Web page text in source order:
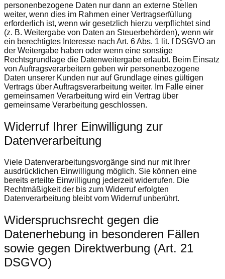
personenbezogene Daten nur dann an externe Stellen
weiter, wenn dies im Rahmen einer Vertragserfüllung
erforderlich ist, wenn wir gesetzlich hierzu verpflichtet sind
(z. B. Weitergabe von Daten an Steuerbehörden), wenn wir
ein berechtigtes Interesse nach Art. 6 Abs. 1 lit. f DSGVO an
der Weitergabe haben oder wenn eine sonstige
Rechtsgrundlage die Datenweitergabe erlaubt. Beim Einsatz
von Auftragsverarbeitern geben wir personenbezogene
Daten unserer Kunden nur auf Grundlage eines gültigen
Vertrags über Auftragsverarbeitung weiter. Im Falle einer
gemeinsamen Verarbeitung wird ein Vertrag über
gemeinsame Verarbeitung geschlossen.
Widerruf Ihrer Einwilligung zur
Datenverarbeitung
Viele Datenverarbeitungsvorgänge sind nur mit Ihrer
ausdrücklichen Einwilligung möglich. Sie können eine
bereits erteilte Einwilligung jederzeit widerrufen. Die
Rechtmäßigkeit der bis zum Widerruf erfolgten
Datenverarbeitung bleibt vom Widerruf unberührt.
Widerspruchsrecht gegen die
Datenerhebung in besonderen Fällen
sowie gegen Direktwerbung (Art. 21
DSGVO)